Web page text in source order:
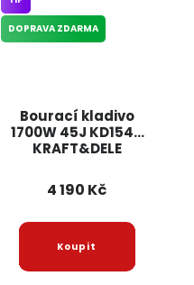
Bourací kladivo
1700W 45J KD1549
KRAFT&DELE
DOPRAVA ZDARMA
4 190 Kč